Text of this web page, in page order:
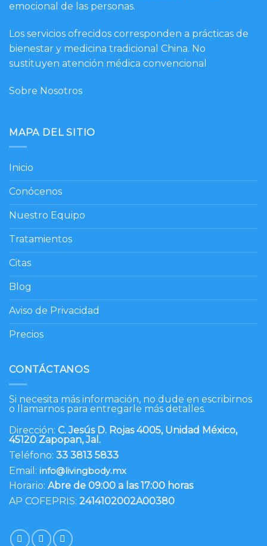
emocional de las personas.
Los servicios ofrecidos corresponden a prácticas de
bienestar y medicina tradicional China. No
sustituyen atención médica convencional
Sobre Nosotros
MAPA DEL SITIO
Inicio
Conócenos
Nuestro Equipo
Tratamientos
Citas
Blog
Aviso de Privacidad
Precios
CONTÁCTANOS
Si necesita más información, no dude en escribirnos
o llamarnos para entregarle más detalles.
Dirección: C. Jesús D. Rojas 4005, Unidad México,
45120 Zapopan, Jal.
Teléfono: 33 3813 5833
Email: info@livingbody.mx
Horario: Abre de 09:00 a las 17:00 horas
AP COFEPRIS: 2414102002A00380